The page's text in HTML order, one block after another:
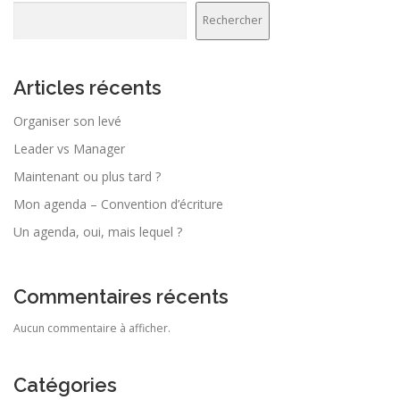
Rechercher
Articles récents
Organiser son levé
Leader vs Manager
Maintenant ou plus tard ?
Mon agenda – Convention d’écriture
Un agenda, oui, mais lequel ?
Commentaires récents
Aucun commentaire à afficher.
Catégories